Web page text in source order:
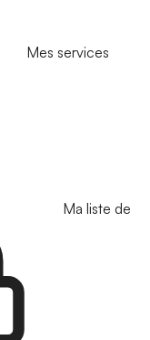
Mes services
Ma liste de